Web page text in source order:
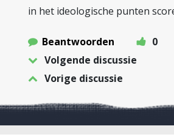
in het ideologische punten
Beantwoorden
0
Volgende discussie
Vorige discussie